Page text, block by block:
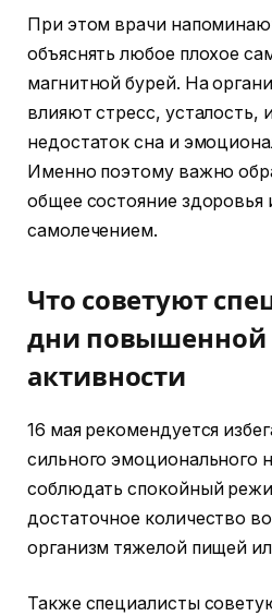
При этом врачи
объяснять любое плохое
магнитной бурей. На
влияют стресс, усталость,
недостаток сна и
Именно поэтому важно
общее состояние здоровья
самолечением.
Что советуют
дни повышенной
активности
16 мая рекомендуется
сильного эмоционального
соблюдать спокойный
достаточное количество
организм тяжелой пищей
Также специалисты